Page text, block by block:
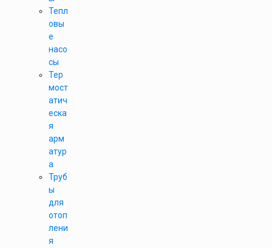
Тепл
овы
е
насо
сы
Тер
мост
атич
еска
я
арм
атур
а
Труб
ы
для
отоп
лени
я